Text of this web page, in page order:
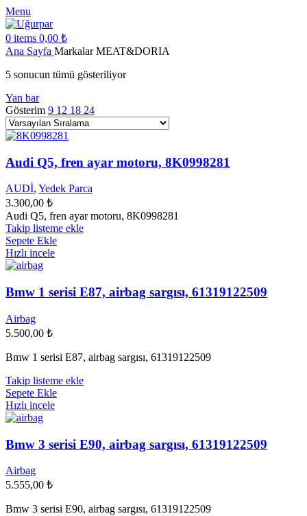
Menu
0 items 0,00 ₺
Ana Sayfa MarkalarMEAT&DORIA
5 sonucun tümü gösteriliyor
Yan bar
Gösterim 9 12 18 24
Audi Q5, fren ayar motoru, 8K0998281
AUDİ, Yedek Parca
3.300,00 ₺
Audi Q5, fren ayar motoru, 8K0998281
Takip listeme ekle
Sepete Ekle
Hızlı incele
Bmw 1 serisi E87, airbag sargısı, 61319122509
Airbag
5.500,00 ₺
Bmw 1 serisi E87, airbag sargısı, 61319122509
Takip listeme ekle
Sepete Ekle
Hızlı incele
Bmw 3 serisi E90, airbag sargısı, 61319122509
Airbag
5.555,00 ₺
Bmw 3 serisi E90, airbag sargısı, 61319122509